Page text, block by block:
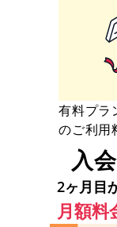
有料プラ
のご利用
入
2ヶ月目
月額料